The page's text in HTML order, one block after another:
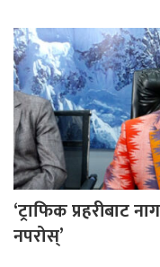
‘ट्राफिक प्रहरीबाट
नपरोस्’